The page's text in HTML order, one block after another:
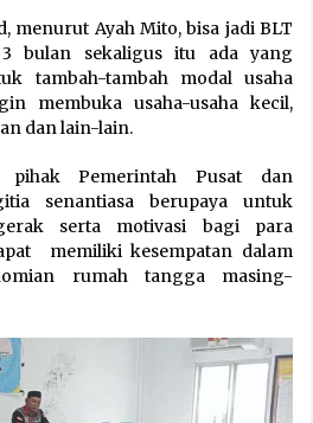
menurut Ayah Mito, bisa jadi BLT
bulan sekaligus itu ada yang
tambah-tambah modal usaha
membuka usaha-usaha kecil,
dan lain-lain.
Pemerintah Pusat dan
senantiasa berupaya untuk
serta motivasi bagi para
memiliki kesempatan dalam
rumah tangga masing-